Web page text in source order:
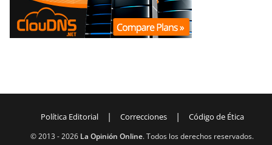
Política Editorial | Correcciones | Código de Ética
© 2013 -2026 La Opinión Online. Todos los derechos reservados.